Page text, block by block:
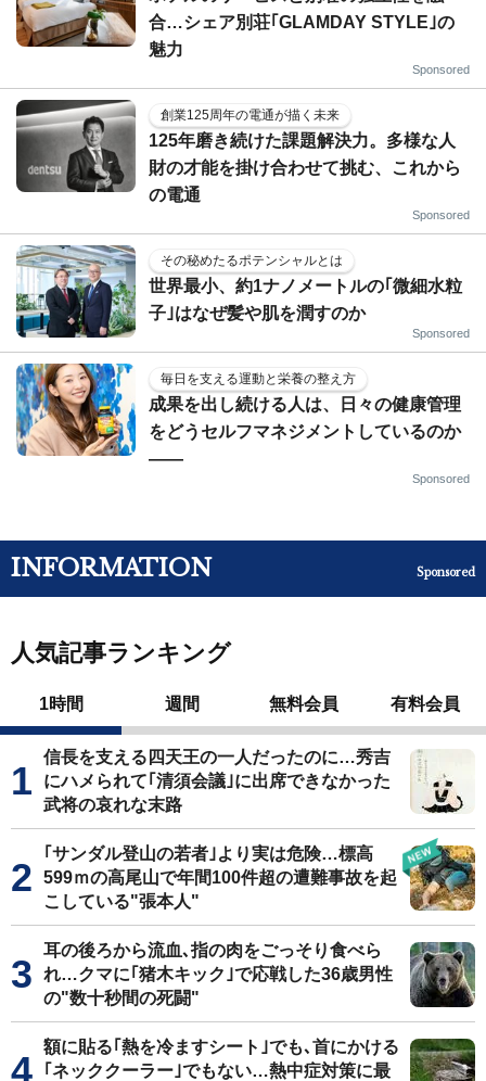
合…シェア別荘｢GLAMDAY STYLE｣の
魅力
Sponsored
創業125周年の電通が描く未来
125年磨き続けた課題解決力。多様な人
財の才能を掛け合わせて挑む、これから
の電通
Sponsored
その秘めたるポテンシャルとは
世界最小、約1ナノメートルの｢微細水粒
子｣はなぜ髪や肌を潤すのか
Sponsored
毎日を支える運動と栄養の整え方
成果を出し続ける人は、日々の健康管理
をどうセルフマネジメントしているのか
——
Sponsored
INFORMATION Sponsored
人気記事ランキング
1時間 週間 無料会員 有料会員
信長を支える四天王の一人だったのに…秀吉
にハメられて｢清須会議｣に出席できなかった
武将の哀れな末路
｢サンダル登山の若者｣より実は危険…標高
599ｍの高尾山で年間100件超の遭難事故を起
こしている"張本人"
耳の後ろから流血､指の肉をごっそり食べら
れ…クマに｢猪木キック｣で応戦した36歳男性
の"数十秒間の死闘"
額に貼る｢熱を冷ますシート｣でも､首にかける
｢ネッククーラー｣でもない…熱中症対策に最